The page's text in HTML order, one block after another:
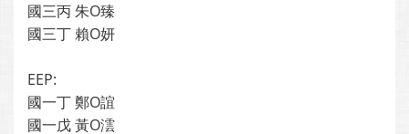
國三丙 朱O臻
國三丁 賴O妍
EEP:
國一丁 鄭O誼
國一戊 黃O澐